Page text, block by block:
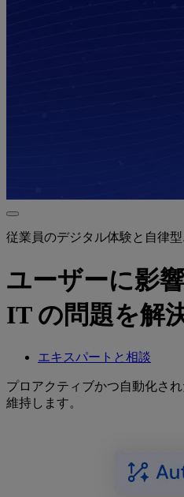
従業員のデジタル体験と自律
ユーザーに影
IT の問題を解
エキスパートと相談
プロアクティブかつ自動化さ
維持します。